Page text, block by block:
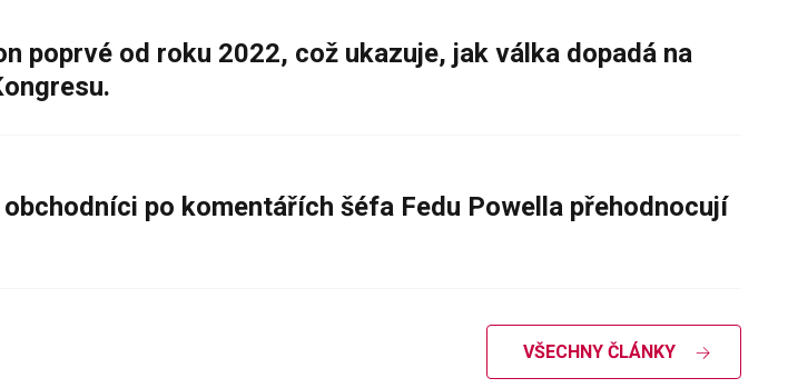
poprvé od roku 2022, což ukazuje, jak válka dopadá na
po komentářích šéfa Fedu Powella přehodnocují
VŠECHNY ČLÁNKY